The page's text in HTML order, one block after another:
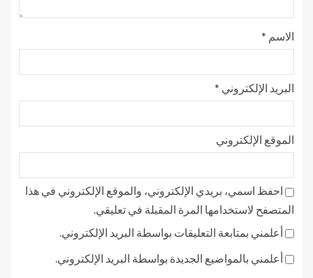
الاسم *
البريد الإلكتروني *
الموقع الإلكتروني
احفظ اسمي، بريدي الإلكتروني، والموقع الإلكتروني في هذا
المتصفح لاستخدامها المرة المقبلة في تعليقي.
أعلمني بمتابعة التعليقات بواسطة البريد الإلكتروني.
أعلمني بالمواضيع الجديدة بواسطة البريد الإلكتروني.